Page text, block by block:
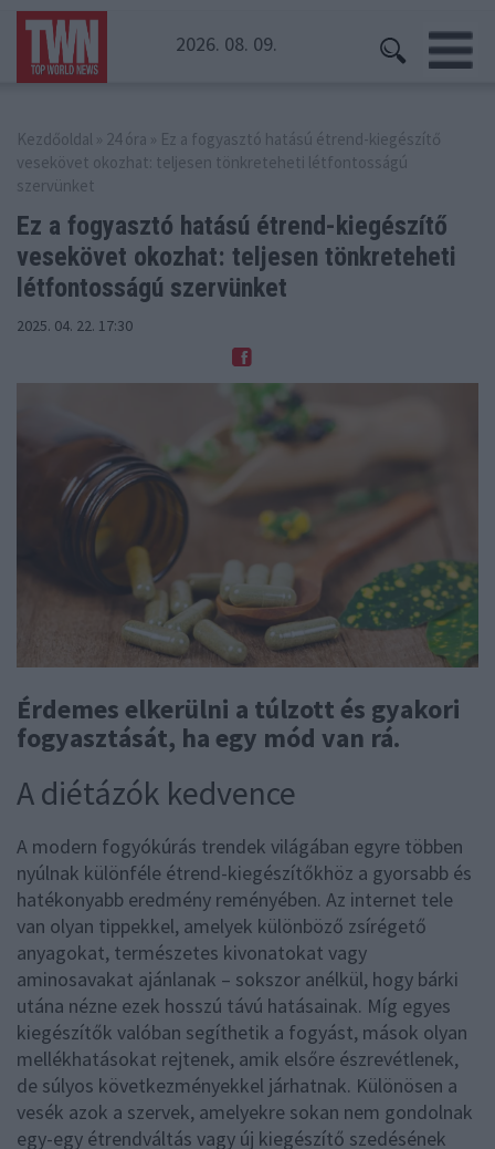
2026. 08. 09.
Kezdőoldal » 24 óra » Ez a fogyasztó hatású étrend-kiegészítő
vesekövet okozhat: teljesen tönkreteheti létfontosságú
szervünket
Ez a fogyasztó hatású étrend-kiegészítő
vesekövet okozhat: teljesen tönkreteheti
létfontosságú szervünket
2025. 04. 22. 17:30
Érdemes elkerülni a túlzott és gyakori
fogyasztását, ha egy mód van rá.
A diétázók kedvence
A modern fogyókúrás trendek világában egyre többen
nyúlnak különféle étrend-kiegészítőkhöz a gyorsabb és
hatékonyabb eredmény reményében. Az internet tele
van olyan tippekkel, amelyek különböző zsírégető
anyagokat, természetes kivonatokat vagy
aminosavakat ajánlanak – sokszor anélkül, hogy bárki
utána nézne ezek hosszú távú hatásainak. Míg egyes
kiegészítők valóban segíthetik a fogyást, mások olyan
mellékhatásokat rejtenek, amik elsőre észrevétlenek,
de súlyos következményekkel járhatnak. Különösen a
vesék azok a szervek, amelyekre sokan nem gondolnak
egy-egy étrendváltás vagy új kiegészítő szedésének